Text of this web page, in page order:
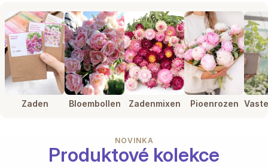
Zaden Bloembollen Zadenmixen Pioenrozen
NOVINKA
Produktové kolekce